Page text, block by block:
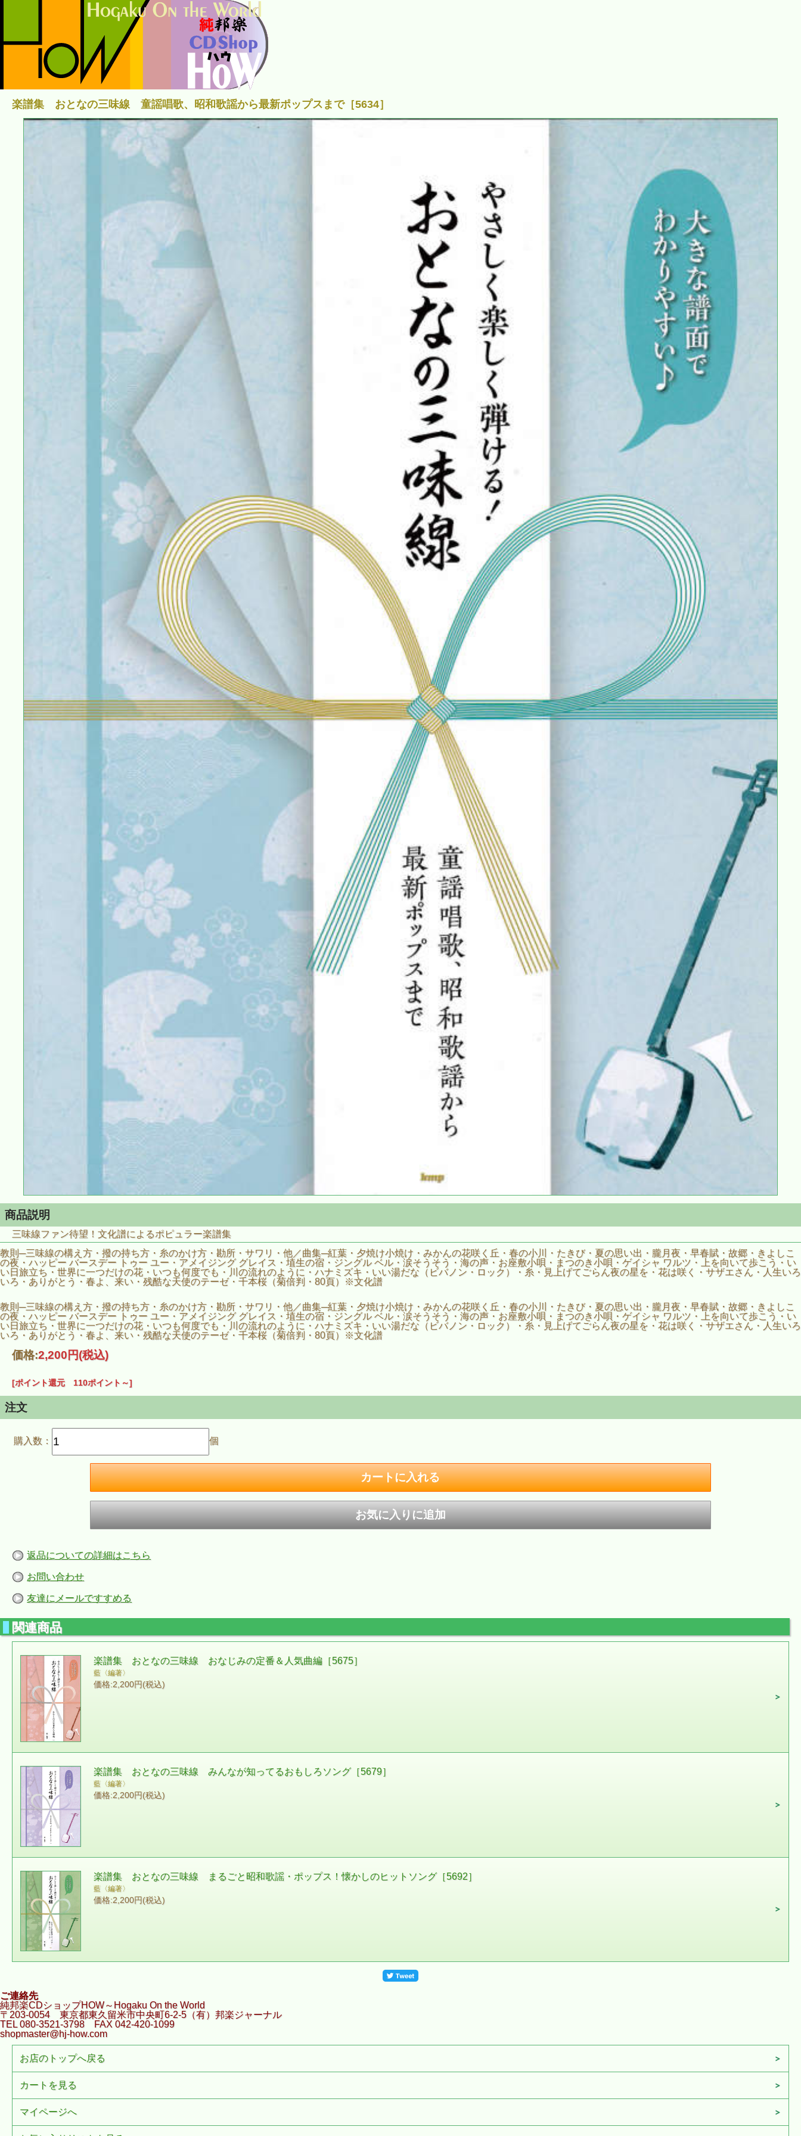
楽譜集 おとなの三味線 童謡唱歌、昭和歌謡から最新ポップスまで［5634］
商品説明
三味線ファン待望！文化譜によるポピュラー楽譜集
教則─三味線の構え方・撥の持ち方・糸のかけ方・勘所・サワリ・他／曲集─紅葉・夕焼け小焼け・みかんの花咲く丘・春の小川・たきび・夏の思い出・朧月夜・早春賦・故郷・きよしこ
の夜・ハッピー バースデー トゥー ユー・アメイジング グレイス・埴生の宿・ジングル ベル・涙そうそう・海の声・お座敷小唄・まつのき小唄・ゲイシャ ワルツ・上を向いて歩こう・い
い日旅立ち・世界に一つだけの花・いつも何度でも・川の流れのように・ハナミズキ・いい湯だな（ビバノン・ロック）・糸・見上げてごらん夜の星を・花は咲く・サザエさん・人生いろ
いろ・ありがとう・春よ、来い・残酷な天使のテーゼ・千本桜（菊倍判・80頁）※文化譜
教則─三味線の構え方・撥の持ち方・糸のかけ方・勘所・サワリ・他／曲集─紅葉・夕焼け小焼け・みかんの花咲く丘・春の小川・たきび・夏の思い出・朧月夜・早春賦・故郷・きよしこ
の夜・ハッピー バースデー トゥー ユー・アメイジング グレイス・埴生の宿・ジングル ベル・涙そうそう・海の声・お座敷小唄・まつのき小唄・ゲイシャ ワルツ・上を向いて歩こう・い
い日旅立ち・世界に一つだけの花・いつも何度でも・川の流れのように・ハナミズキ・いい湯だな（ビバノン・ロック）・糸・見上げてごらん夜の星を・花は咲く・サザエさん・人生いろ
いろ・ありがとう・春よ、来い・残酷な天使のテーゼ・千本桜（菊倍判・80頁）※文化譜
価格:2,200円(税込)
[ポイント還元 110ポイント～]
注文
購入数： 個
返品についての詳細はこちら
お問い合わせ
友達にメールですすめる
関連商品
楽譜集 おとなの三味線 おなじみの定番＆人気曲編［5675］
藍〈編著〉
価格:2,200円(税込)
楽譜集 おとなの三味線 みんなが知ってるおもしろソング［5679］
藍〈編著〉
価格:2,200円(税込)
楽譜集 おとなの三味線 まるごと昭和歌謡・ポップス！懐かしのヒットソング［5692］
藍〈編著〉
価格:2,200円(税込)
ご連絡先
純邦楽CDショップHOW～Hogaku On the World
〒203-0054 東京都東久留米市中央町6-2-5（有）邦楽ジャーナル
TEL 080-3521-3798 FAX 042-420-1099
shopmaster@hj-how.com
お店のトップへ戻る
カートを見る
マイページへ